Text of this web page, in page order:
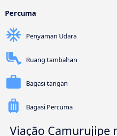
Percuma
Penyaman Udara
Ruang tambahan
Bagasi tangan
Bagasi Percuma
Viação Camurujipe